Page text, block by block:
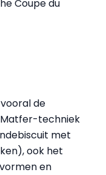
Coupe du
de
techniek
met
ook het
en